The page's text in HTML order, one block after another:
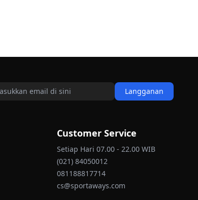
Langganan
Customer Service
Setiap Hari 07.00 - 22.00 WIB
(021) 84050012
081188817714
cs@sportaways.com